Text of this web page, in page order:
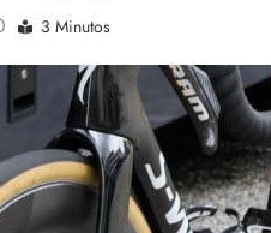
3 Minutos